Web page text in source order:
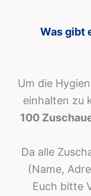
Was gibt
Um die
einhalten zu
100
Da alle
(Name,
Euch bitte